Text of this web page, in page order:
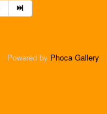
Powered by Phoca Gallery